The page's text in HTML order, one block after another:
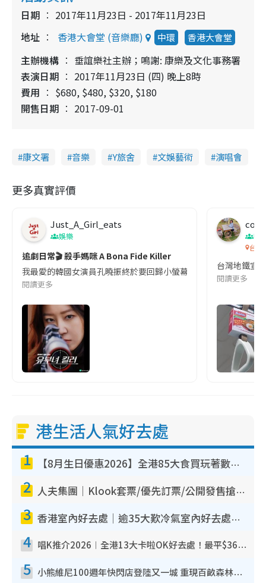
日期
2017年11月23日 - 2017年11月23日
地址
香港大會堂 (音樂廳) 中環 香港大會堂
主辦機構
垂誼樂社主辦；鳴謝: 康樂及文化事務署
表演日期
2017年11月23日 (四) 晚上8時
費用
$680, $480, $320, $180
開售日期
2017-09-01
康文署 音樂 Y旅舍 文娛藝術 演唱會
更多真實評價
Just_A_Girl_eats
娛樂
追劇日常🎬 殺手媽咪 A Bona Fide Killer
我最愛的韓國女演員孔曉振終於要回歸小螢幕啦!這次的劇本改編
閱讀更多
co
吹
台灣
台灣地鐵宣
閱讀更多
港生活人氣好去處
1 【8月生日優惠2026】全港85大食買玩著數攻略 自助餐/火鍋放題同行免費＋誠品/DONKI送現金券
2 人夫集團｜Klook套票/優先訂票/公開發售搶飛攻略！附票價.購票連結.場地座位表
3 香港室內好去處｜逾35大歎冷氣室內好去處推介 室內活動免費避雨無懼落雨
4 唱K推介2026︱全港13大卡啦OK好去處！最平$36起 日文K都有！(附地址+收費詳情)
5 小熊維尼100週年快閃店登陸又一城 重現百畝森林經典場景／獨家限定盲盒登場／專屬DIY香水